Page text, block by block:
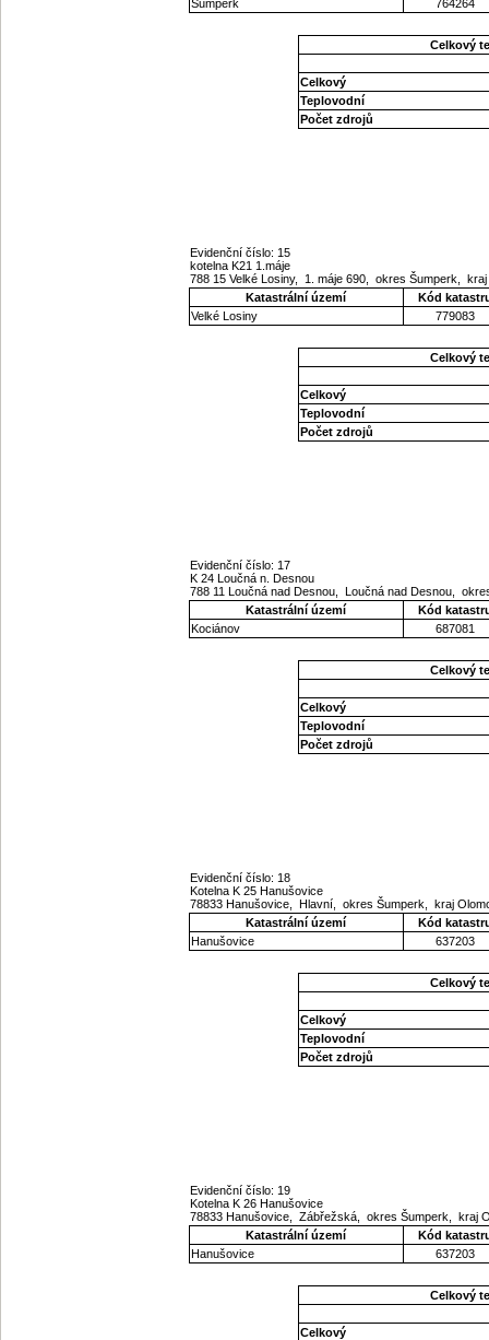
Šumperk 764264
Celkový
Celkový
Teplovodní
Počet zdrojů
Evidenční číslo: 15
kotelna K21 1.máje
788 15 Velké Losiny, 1. máje 690, okres Šumperk,
Katastrální území
Kód
Velké Losiny
779083
Celkový
Celkový
Teplovodní
Počet zdrojů
Evidenční číslo: 17
K 24 Loučná n. Desnou
788 11 Loučná nad Desnou, Loučná nad Desnou,
Katastrální území
Kód
Kociánov
687081
Celkový
Celkový
Teplovodní
Počet zdrojů
Evidenční číslo: 18
Kotelna K 25 Hanušovice
78833 Hanušovice, Hlavní, okres Šumperk, kraj
Katastrální území
Kód
Hanušovice
637203
Celkový
Celkový
Teplovodní
Počet zdrojů
Evidenční číslo: 19
Kotelna K 26 Hanušovice
78833 Hanušovice, Zábřežská, okres Šumperk, kraj
Katastrální území
Kód
Hanušovice
637203
Celkový
Celkový